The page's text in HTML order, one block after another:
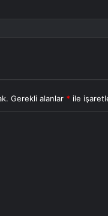
Gerekli alanlar * ile